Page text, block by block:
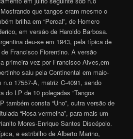
que tangos eram mesmo o
brilha em “Percal”, de Homero
em versão de Haroldo Barbosa.
deu-se em 1943, pela típica de
Francisco Fiorentino. A versão
primeira vez por Francisco Alves,em
saiu pela Continental em maio-
n.o 17557-A, matriz C-4091, sendo
do LP de 10 polegadas “Tangos
também consta “Uno”, outra versão de
“Rosa vermelha”, para mais um
Mores-Enrique Santos Discépolo.
e estribilho de Alberto Marino,